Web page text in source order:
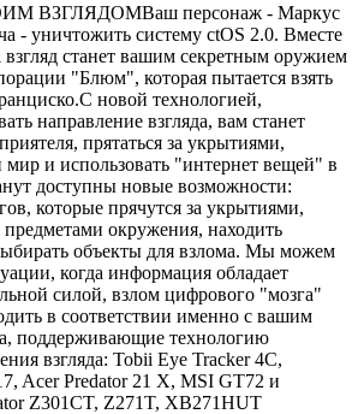
ВЗГЛЯДОМВаш персонаж - Маркус
- уничтожить систему ctOS 2.0. Вместе
взгляд станет вашим секретным оружием
"Блюм", которая пытается взять
новой технологией,
направление взгляда, вам станет
прятаться за укрытиями,
мир и использовать "интернет вещей" в
доступны новые возможности:
которые прячутся за укрытиями,
предметами окружения, находить
объекты для взлома. Мы можем
когда информация обладает
силой, взлом цифрового "мозга"
в соответствии именно с вашим
поддерживающие технологию
взгляда: Tobii Eye Tracker 4C,
Acer Predator 21 X, MSI GT72 и
Z301CT, Z271T, XB271HUT